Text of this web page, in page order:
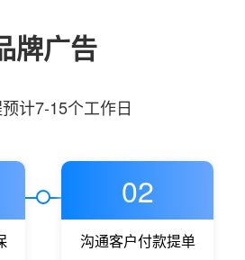
牌广告
计7-15个工作日
02
沟通客户付款提单